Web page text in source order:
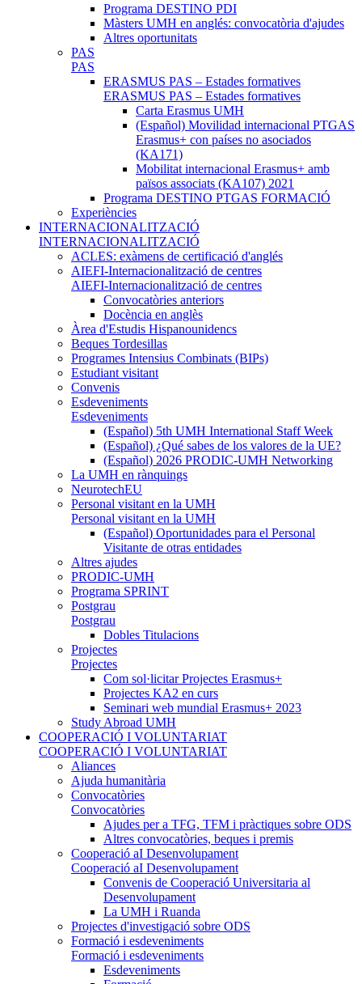
Programa DESTINO PDI
Màsters UMH en anglés: convocatòria d'ajudes
Altres oportunitats
PAS
PAS
ERASMUS PAS – Estades formatives
ERASMUS PAS – Estades formatives
Carta Erasmus UMH
(Español) Movilidad internacional PTGAS
Erasmus+ con países no asociados
(KA171)
Mobilitat internacional Erasmus+ amb
països associats (KA107) 2021
Programa DESTINO PTGAS FORMACIÓ
Experiències
INTERNACIONALITZACIÓ
INTERNACIONALITZACIÓ
ACLES: exàmens de certificació d'anglés
AIEFI-Internacionalització de centres
AIEFI-Internacionalització de centres
Convocatòries anteriors
Docència en anglès
Àrea d'Estudis Hispanounidencs
Beques Tordesillas
Programes Intensius Combinats (BIPs)
Estudiant visitant
Convenis
Esdeveniments
Esdeveniments
(Español) 5th UMH International Staff Week
(Español) ¿Qué sabes de los valores de la UE?
(Español) 2026 PRODIC-UMH Networking
La UMH en rànquings
NeurotechEU
Personal visitant en la UMH
Personal visitant en la UMH
(Español) Oportunidades para el Personal
Visitante de otras entidades
Altres ajudes
PRODIC-UMH
Programa SPRINT
Postgrau
Postgrau
Dobles Titulacions
Projectes
Projectes
Com sol·licitar Projectes Erasmus+
Projectes KA2 en curs
Seminari web mundial Erasmus+ 2023
Study Abroad UMH
COOPERACIÓ I VOLUNTARIAT
COOPERACIÓ I VOLUNTARIAT
Aliances
Ajuda humanitària
Convocatòries
Convocatòries
Ajudes per a TFG, TFM i pràctiques sobre ODS
Altres convocatòries, beques i premis
Cooperació aI Desenvolupament
Cooperació aI Desenvolupament
Convenis de Cooperació Universitaria al
Desenvolupament
La UMH i Ruanda
Projectes d'investigació sobre ODS
Formació i esdeveniments
Formació i esdeveniments
Esdeveniments